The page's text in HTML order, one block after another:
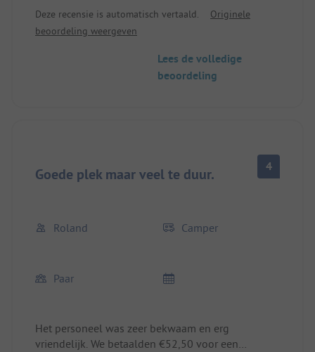
Deze recensie is automatisch vertaald.
Originele
beoordeling weergeven
Lees de volledige
beoordeling
Goede plek maar veel te duur. 4
Roland Camper
Paar
Het personeel was zeer bekwaam en erg
vriendelijk. We betaalden €52,50 voor een